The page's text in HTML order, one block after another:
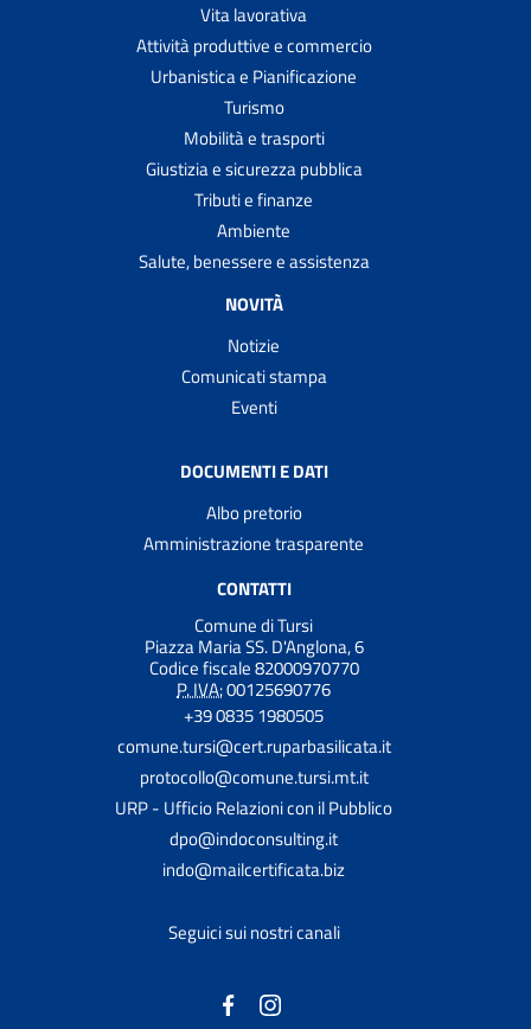
Vita lavorativa
Attività produttive e commercio
Urbanistica e Pianificazione
Turismo
Mobilità e trasporti
Giustizia e sicurezza pubblica
Tributi e finanze
Ambiente
Salute, benessere e assistenza
NOVITÀ
Notizie
Comunicati stampa
Eventi
DOCUMENTI E DATI
Albo pretorio
Amministrazione trasparente
CONTATTI
Comune di Tursi
Piazza Maria SS. D'Anglona, 6
Codice fiscale 82000970770
P. IVA:00125690776
+39 0835 1980505
comune.tursi@cert.ruparbasilicata.it
protocollo@comune.tursi.mt.it
URP - Ufficio Relazioni con il Pubblico
dpo@indoconsulting.it
indo@mailcertificata.biz
Seguici sui nostri canali